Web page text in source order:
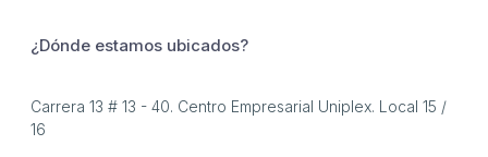
¿Dónde estamos ubicados?
Carrera 13 # 13 - 40. Centro Empresarial Uniplex. Local 15 /
16